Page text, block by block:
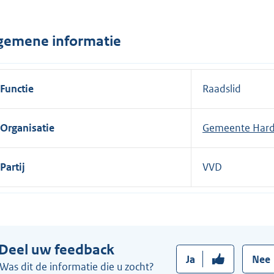
n
:
informatie
Functie Raadslid
Organisatie Gemeente
Partij VVD
uw feedback
Was dit de informatie die u zocht?
Ja Nee